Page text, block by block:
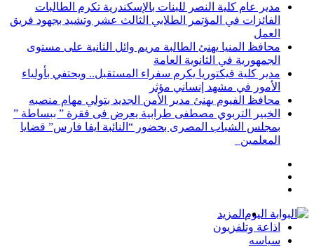
مدير عام كلية النصر للبنات بالإسكندرية تكرم الطالبات
الفائزات في المؤتمر الطلابي الثالث عشر وتشيد بجهود فريق
العمل
محافظ المنيا يهنئ الطالبة مريم وائل الثانية على مستوى
الجمهورية في الثانوية العامة
مدير كلية فيكتوريا يكرم سفراء المستقبل.. ويحتفي بأولياء
الأمور في مشهد إنساني مؤثر
محافظ الفيوم يهنئ مدير الأمن الجديد بتولي مهام منصبه
الخبير التربوي مصطفى طرابية يعرض فى فقرة ” ببساطة ”
بمجلس الشباب المصرى بحضور “النائبة ايفا فارس” قضايا
المعلمين
المزيد
اذاعة وتلفزيون
سياسه